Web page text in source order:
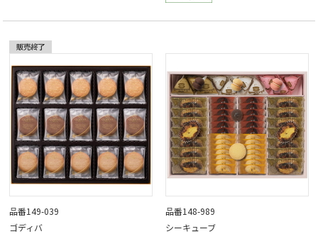
品番149-039
ゴディバ
品番148-989
シーキューブ